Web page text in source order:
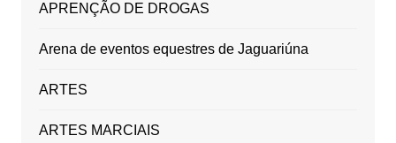
APRENÇÃO DE DROGAS
Arena de eventos equestres de Jaguariúna
ARTES
ARTES MARCIAIS